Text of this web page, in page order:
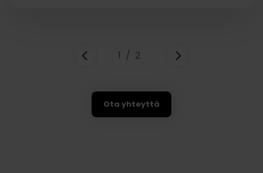
1/2
Ota yhteyttä